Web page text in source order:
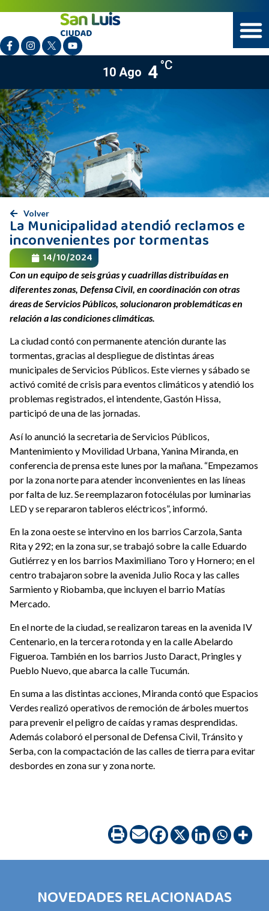
10 Ago 4°C
Volver
La Municipalidad atendió reclamos e
inconvenientes por tormentas
14/10/2024
Con un equipo de seis grúas y cuadrillas distribuídas en
diferentes zonas, Defensa Civil, en coordinación con otras
áreas de Servicios Públicos, solucionaron problemáticas en
relación a las condiciones climáticas.
La ciudad contó con permanente atención durante las
tormentas, gracias al despliegue de distintas áreas
municipales de Servicios Públicos. Este viernes y sábado se
activó comité de crisis para eventos climáticos y atendió los
problemas registrados, el intendente, Gastón Hissa,
participó de una de las jornadas.
Así lo anunció la secretaria de Servicios Públicos,
Mantenimiento y Movilidad Urbana, Yanina Miranda, en
conferencia de prensa este lunes por la mañana. “Empezamos
por la zona norte para atender inconvenientes en las líneas
por falta de luz. Se reemplazaron fotocélulas por luminarias
LED y se repararon tableros eléctricos”, informó.
En la zona oeste se intervino en los barrios Carzola, Santa
Rita y 292; en la zona sur, se trabajó sobre la calle Eduardo
Gutiérrez y en los barrios Maximiliano Toro y Hornero; en el
centro trabajaron sobre la avenida Julio Roca y las calles
Sarmiento y Riobamba, que incluyen el barrio Matías
Mercado.
En el norte de la ciudad, se realizaron tareas en la avenida IV
Centenario, en la tercera rotonda y en la calle Abelardo
Figueroa. También en los barrios Justo Daract, Pringles y
Pueblo Nuevo, que abarca la calle Tucumán.
En suma a las distintas acciones, Miranda contó que Espacios
Verdes realizó operativos de remoción de árboles muertos
para prevenir el peligro de caídas y ramas desprendidas.
Además colaboró el personal de Defensa Civil, Tránsito y
Serba, con la compactación de las calles de tierra para evitar
desbordes en zona sur y zona norte.
NOVEDADES RELACIONADAS